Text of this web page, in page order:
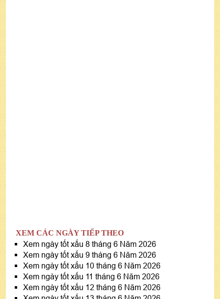
XEM CÁC NGÀY TIẾP THEO
Xem ngày tốt xấu 8 tháng 6 Năm 2026
Xem ngày tốt xấu 9 tháng 6 Năm 2026
Xem ngày tốt xấu 10 tháng 6 Năm 2026
Xem ngày tốt xấu 11 tháng 6 Năm 2026
Xem ngày tốt xấu 12 tháng 6 Năm 2026